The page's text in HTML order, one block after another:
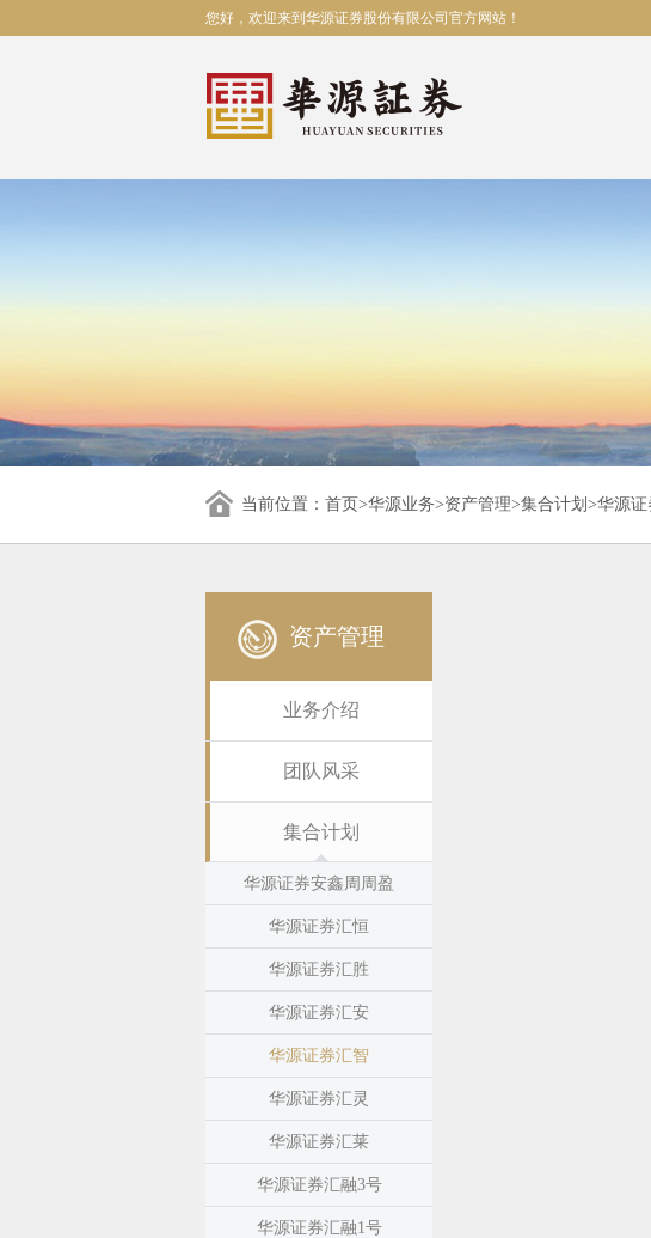
您好，欢迎来到华源证券股份有限公司官方网站！
当前位置： 首页>华源业务>资产管理>集合计划 >华源证
资产管理
业务介绍
团队风采
集合计划
华源证券安鑫周周盈
华源证券汇恒
华源证券汇胜
华源证券汇安
华源证券汇智
华源证券汇灵
华源证券汇莱
华源证券汇融3号
华源证券汇融1号